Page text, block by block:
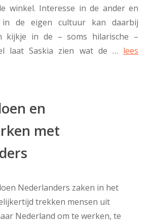
winkel. Interesse in de ander en
de eigen cultuur kan daarbij
kijkje in de – soms hilarische –
laat Saskia zien wat de … lees
en
met
Nederlanders zaken in het
trekken mensen uit
Nederland om te werken, te